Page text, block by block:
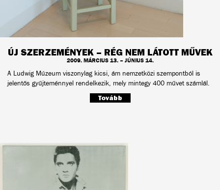
ÚJ SZERZEMÉNYEK – RÉG NEM LÁTOTT MŰVEK
2009. MÁRCIUS 13. – JÚNIUS 14.
A Ludwig Múzeum viszonylag kicsi, ám nemzetközi szempontból is
jelentős gyűjteménnyel rendelkezik, mely mintegy 400 művet számlál.
Tovább